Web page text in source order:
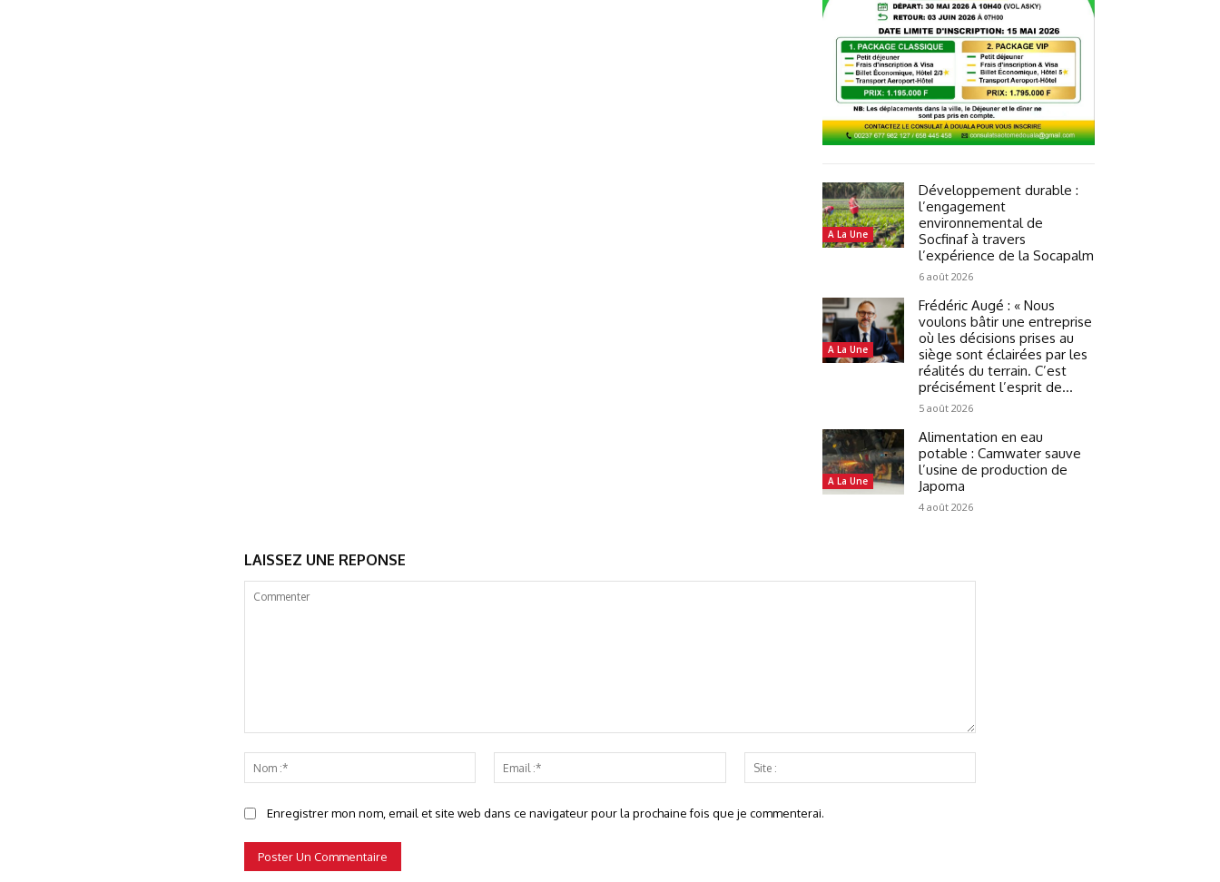
A La Une
Développement durable :
l’engagement
environnemental de
Socfinaf à travers
l’expérience de la Socapalm
6 août 2026
A La Une
Frédéric Augé : « Nous
voulons bâtir une entreprise
où les décisions prises au
siège sont éclairées par les
réalités du terrain. C’est
précisément l’esprit de...
5 août 2026
A La Une
Alimentation en eau
potable : Camwater sauve
l’usine de production de
Japoma
4 août 2026
LAISSEZ UNE REPONSE
:*
Email
:*
:
Enregistrer mon nom, email et site web dans ce navigateur pour la prochaine fois que je commenterai.